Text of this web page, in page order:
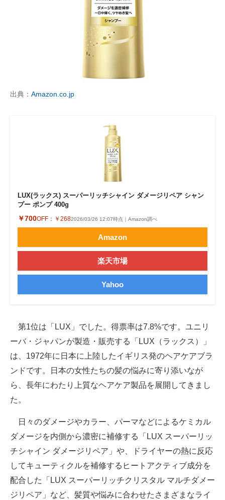
出典： Amazon.co.jp
LUX(ラックス) スーパーリッチシャイン ダメージリペア シャン
プー ポンプ 400g
￥700OFF： ￥2682026/03/26 12:07時点｜Amazon調べ
Amazon
楽天市場
Yahoo
第1位は「LUX」でした。得票率は7.8%です。ユニリ
ーバ・ジャパンが製造・販売する「LUX（ラックス）」
は、1972年に日本に上陸したイギリス発のヘアケアブラ
ンドです。日本の女性たちの髪の悩みに寄り添いなが
ら、長年にわたり上質なヘアケア製品を展開してきまし
た。
日々のダメージやカラー、パーマなどによるケミカル
ダメージを内側から濃密に補修する「LUX スーパーリッ
チシャイン ダメージリペア」や、ドライヤーの熱に反応
してキューティクルを補修するヒートアクティブ成分を
配合した「LUX スーパーリッチクリスタル マルチダメー
ジリペア」など、髪質や悩みに合わせたさまざまなライ